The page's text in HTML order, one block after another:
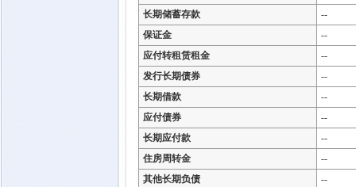
长期储蓄存款
--
保证金
--
应付转租赁租金
--
发行长期债券
--
长期借款
--
应付债券
--
长期应付款
--
住房周转金
--
其他长期负债
--